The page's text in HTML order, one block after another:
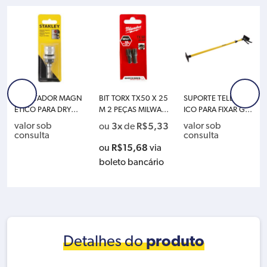
ADAPTADOR MAGN
ETICO PARA DRYWA
LL 1/4″ STANLEY ST
HT05926LA
valor sob
consulta
BIT TORX TX50 X 25
M 2 PEÇAS MILWAU
KEE 4932352600
ou 3xde R$5,33
ou R$15,68 via
boleto bancário
SUPORTE TELESCOP
ICO PARA FIXAR GES
SO STANLEY STHT0
5932LA
valor sob
consulta
Detalhes doproduto